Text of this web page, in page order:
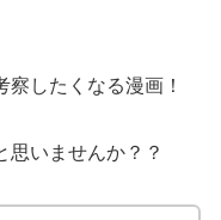
したくなる漫画！
思いませんか？？